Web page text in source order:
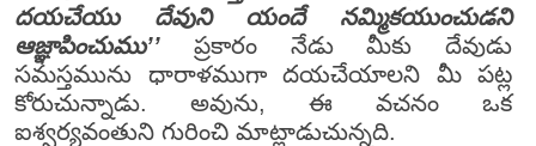
దయచేయు దేవుని యందే నమ్మికయుంచుడని
ఆజ్ఞాపించుము’’ ప్రకారం నేడు మీకు దేవుడు
సమస్తమును ధారాళముగా దయచేయాలని మీ పట్ల
కోరుచున్నాడు. అవును, ఈ వచనం ఒక
ఐశ్వర్యవంతుని గురించి మాట్లాడుచున్నది.